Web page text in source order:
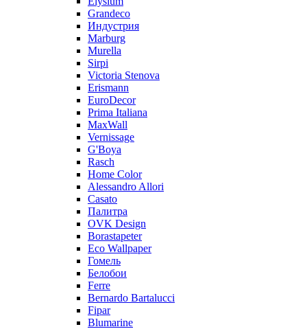
Grandeco
Индустрия
Marburg
Murella
Sirpi
Victoria Stenova
Erismann
EuroDecor
Prima Italiana
MaxWall
Vernissage
G'Boya
Rasch
Home Color
Alessandro Allori
Casato
Палитра
OVK Design
Borastapeter
Eco Wallpaper
Гомель
Белобои
Ferre
Bernardo Bartalucci
Fipar
Blumarine